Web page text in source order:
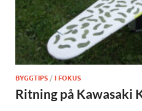
BYGGTIPS / I FOKUS
Ritning på Kawasaki